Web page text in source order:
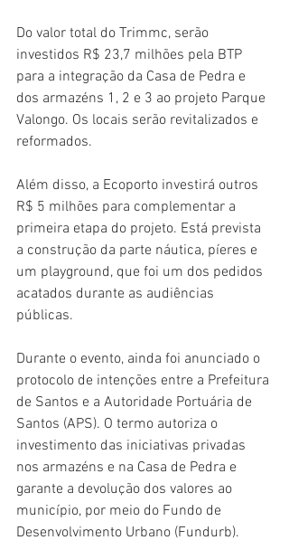
Do valor total do Trimmc, serão
investidos R$ 23,7 milhões pela BTP
para a integração da Casa de Pedra e
dos armazéns 1, 2 e 3 ao projeto Parque
Valongo. Os locais serão revitalizados e
reformados.
Além disso, a Ecoporto investirá outros
R$ 5 milhões para complementar a
primeira etapa do projeto. Está prevista
a construção da parte náutica, píeres e
um playground, que foi um dos pedidos
acatados durante as audiências
públicas.
Durante o evento, ainda foi anunciado o
protocolo de intenções entre a Prefeitura
de Santos e a Autoridade Portuária de
Santos (APS). O termo autoriza o
investimento das iniciativas privadas
nos armazéns e na Casa de Pedra e
garante a devolução dos valores ao
município, por meio do Fundo de
Desenvolvimento Urbano (Fundurb).